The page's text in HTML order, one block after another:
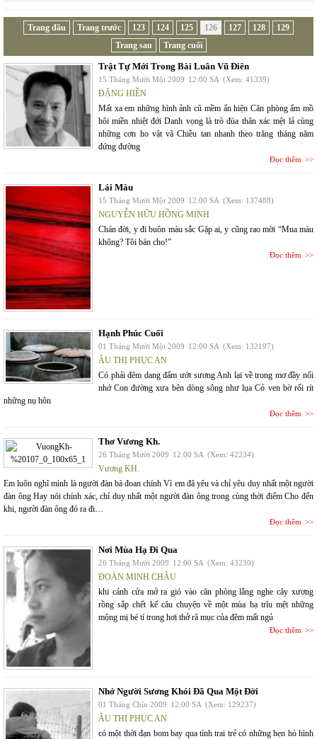
Trang đầu Trang trước 123 124 125 126 127 128
129
Trang sau
Trang cuối
Trật Tự Mới Trong Bài Luân Vũ Điên
15 Tháng Mười Một 2009 12:00 SA (Xem: 41339)
ĐẶNG HIỀN
Mất xa em những hình ảnh cũ mềm ẩn hiện Căn phòng ẩm mồ
hôi miền nhiệt đới Danh vọng là trò đùa thân xác mệt lả cùng
những cơn ho vật vã Chiều tan nhanh theo trăng tháng năm
đứng đường
Đọc thêm
Lái Màu
15 Tháng Mười Một 2009 12:00 SA (Xem: 137488)
NGUYỄN HỮU HỒNG MINH
Chán đời, y đi buôn màu sắc Gặp ai, y cũng rao mời “Mua màu
không? Tôi bán cho!”
Đọc thêm
Hạnh Phúc Cuối
01 Tháng Mười Một 2009 12:00 SA (Xem: 132197)
ÂU THỊ PHỤC AN
Có phải đêm dang đẩm ướt sương Anh lại về trong mơ đầy nổi
nhớ Con đường xưa bên dòng sông như lụa Cỏ ven bờ rối rít
những nụ hôn
Đọc thêm
Thơ Vương Kh.
26 Tháng Mười 2009 12:00 SA (Xem: 42234)
Vương KH.
Em luôn nghĩ mình là người đàn bà đoan chính Vì em đã yêu và chỉ yêu duy nhất một người
đàn ông Hay nói chính xác, chỉ duy nhất một người đàn ông trong cùng thời điểm Cho đến
khi, người đàn ông đó ra đi…
Đọc thêm
Nơi Mùa Hạ Đi Qua
26 Tháng Mười 2009 12:00 SA (Xem: 43230)
ĐOÀN MINH CHÂU
khi cánh cửa mở ra gió vào căn phòng lắng nghe cây xương
rồng sắp chết kể câu chuyện về một mùa hạ trĩu mệt những
mộng mị bé tí trong hơi thở rã mục của đêm mất ngủ
Đọc thêm
Nhớ Người Sương Khói Đã Qua Một Đời
01 Tháng Chín 2009 12:00 SA (Xem: 129237)
ÂU THỊ PHỤC AN
có một thời đạn bom bay qua tình trai trẻ có những hẹn hò hình